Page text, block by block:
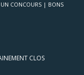
CONCOURS | BONS
CLOS